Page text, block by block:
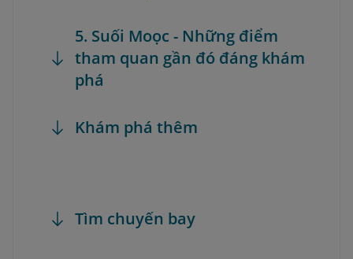
5. Suối Moọc - Những điểm
tham quan gần đó đáng khám
phá
Khám phá thêm
Tìm chuyến bay